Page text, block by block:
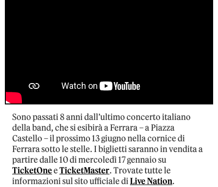
Sono passati 8 anni dall’ultimo concerto italiano
della band, che si esibirà a Ferrara – a Piazza
Castello – il prossimo 13 giugno nella cornice di
Ferrara sotto le stelle. I biglietti saranno in vendita a
partire dalle 10 di mercoledì 17 gennaio su
TicketOneeTicketMaster. Trovate tutte le
informazioni sul sito ufficiale diLive Nation.